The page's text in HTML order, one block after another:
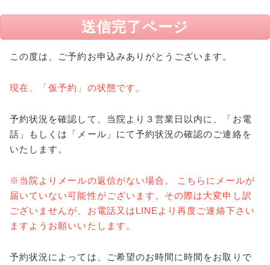
送信完了ページ
この度は、ご予約お申込みありがとうございます。
現在、「仮予約」の状態です。
予約状況を確認して、当院より３営業日以内に、
「お電
話」もしくは「メール」にて予約状況の確認のご連絡を
いたします。
※当院よりメールの返信がない場合。
こちらにメールが
届いていない可能性がございます。 その際は大変申し訳
ございませんが、お電話又はLINEより再度ご連絡下さい
ますようお願いいたします。
予約状況によっては、ご希望のお時間に時間をお取りで